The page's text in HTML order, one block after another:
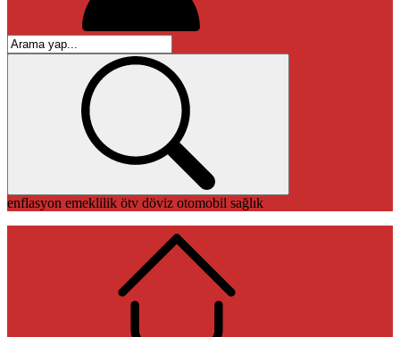
enflasyon emeklilik ötv döviz otomobil sağlık